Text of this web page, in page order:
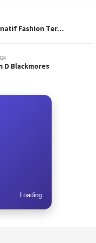
Fashion Ter…
D Blackmores
Loading